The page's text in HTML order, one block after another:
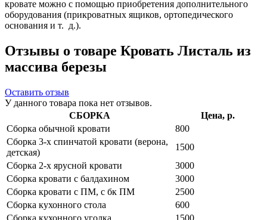
кровате можно с помощью приобретения дополнительного
оборудования (прикроватных ящиков, ортопедического
основания и т. д.).
Отзывы о товаре Кровать Листаль из
массива березы
Оставить отзыв
У данного товара пока нет отзывов.
СБОРКА
Цена, р.
Сборка обычной кровати
800
Сборка 3-х спинчатой кровати (верона,
детская)
1500
Сборка 2-х ярусной кровати
3000
Сборка кровати с балдахином
3000
Сборка кровати с ПМ, с бк ПМ
2500
Сборка кухонного стола
600
Сборка кухонного уголка
1500